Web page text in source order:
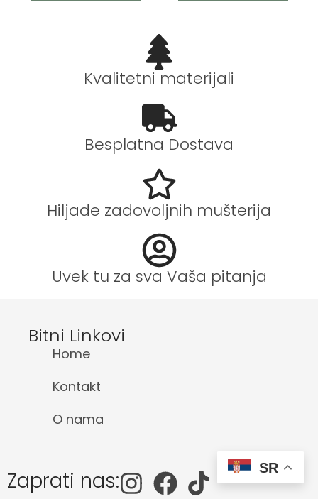
Kvalitetni materijali
Besplatna Dostava
Hiljade zadovoljnih mušterija
Uvek tu za sva Vaša pitanja
Bitni Linkovi
Home
Kontakt
O nama
Zaprati nas: SR